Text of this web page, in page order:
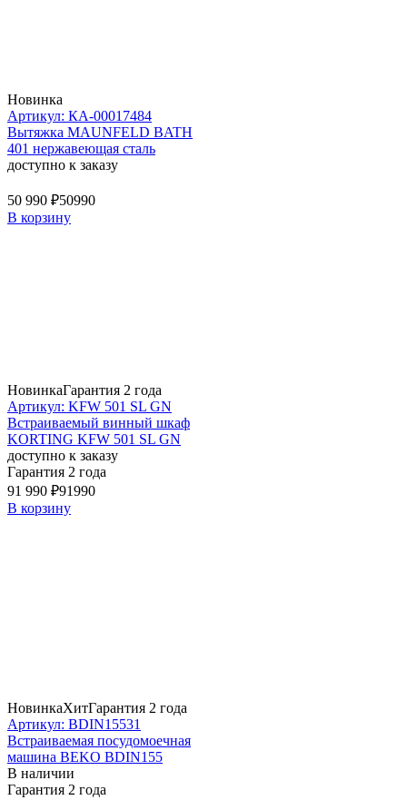
Новинка
Артикул: КА-00017484
Вытяжка MAUNFELD BATH
401 нержавеющая сталь
доступно к заказу
50 990 ₽50990
В корзину
НовинкаГарантия 2 года
Артикул: KFW 501 SL GN
Встраиваемый винный шкаф
KORTING KFW 501 SL GN
доступно к заказу
Гарантия 2 года
91 990 ₽91990
В корзину
НовинкаХитГарантия 2 года
Артикул: BDIN15531
Встраиваемая посудомоечная
машина BEKO BDIN155
В наличии
Гарантия 2 года